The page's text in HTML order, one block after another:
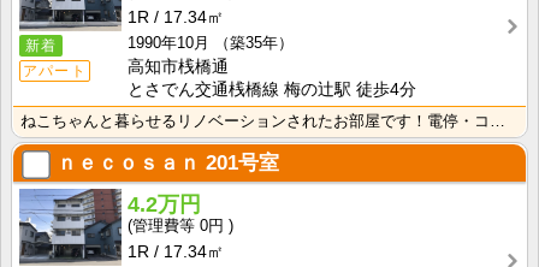
新着
アパート
1R
17.34㎡
1990年10月
（築35年）
高知市桟橋通
とさでん交通桟橋線 梅の辻駅 徒歩4分
ねこちゃんと暮らせるリノベーションされたお部屋です！電停・コンビニ徒歩圏内で生活に便利な立地です！
ｎｅｃｏｓａｎ 201号室
4.2万円
0円
1R
17.34㎡